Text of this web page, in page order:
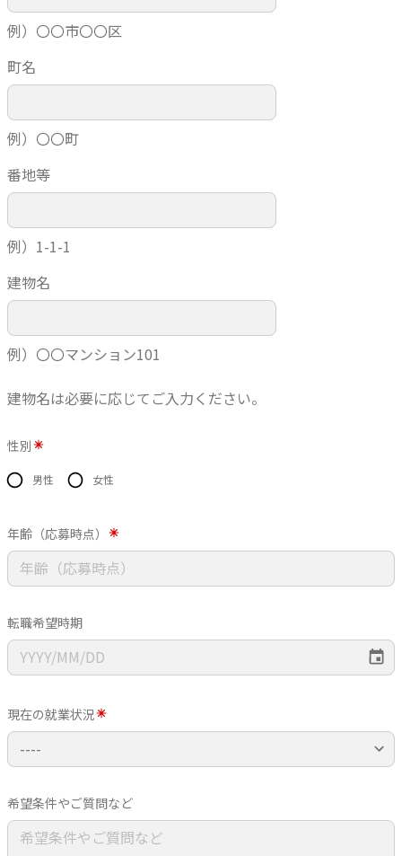
例）〇〇市〇〇区
町名
例）〇〇町
番地等
例）1-1-1
建物名
例）〇〇マンション101
建物名は必要に応じてご入力ください。
性別
男性 女性
年齢（応募時点）
転職希望時期
現在の就業状況
希望条件やご質問など